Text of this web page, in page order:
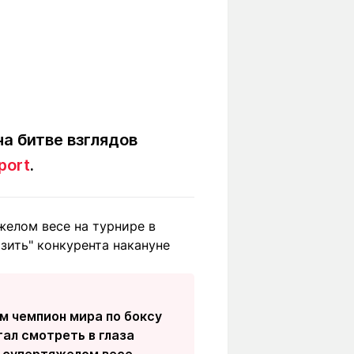
битве взглядов
.
весе на турнире в
конкурента накануне
чемпион мира по боксу
смотреть в глаза